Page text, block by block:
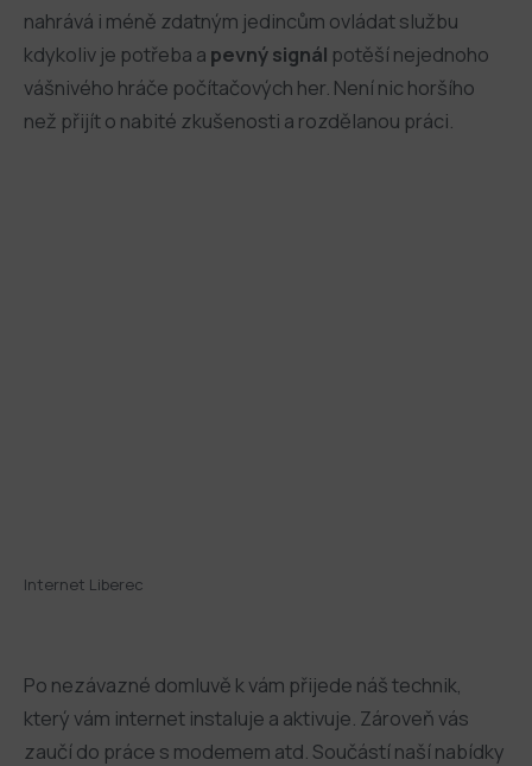
nahrává i méně zdatným jedincům ovládat službu
kdykoliv je potřeba a pevný signál potěší nejednoho
vášnivého hráče počítačových her. Není nic horšího
než přijít o nabité zkušenosti a rozdělanou práci.
Internet Liberec
Po nezávazné domluvě k vám přijede náš technik,
který vám internet instaluje a aktivuje. Zároveň vás
zaučí do práce s modemem atd. Součástí naší nabídky